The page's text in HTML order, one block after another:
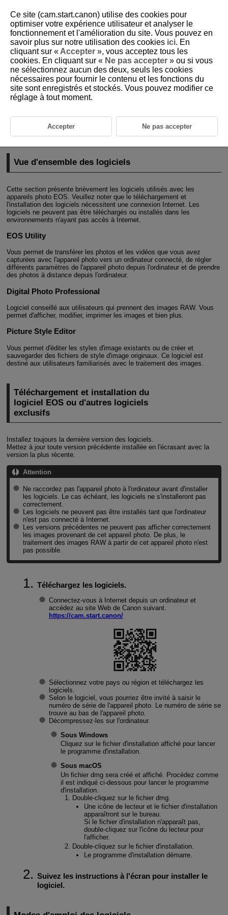
D180-012
Logiciels
Vue d'ensemble des logiciels
exclusifs
Modes d'emploi des logiciels
Vue d'ensemble des logiciels
Cette section présente brièvement les logiciels utilisés avec les
appareils photo EOS. Veuillez noter que le téléchargement et
l'installation des logiciels nécessitent une connexion Internet. Les
logiciels ne peuvent pas être téléchargés ou installés dans les
environnements n'ayant pas accès à Internet.
EOS Utility
Vous permet de transférer les photos et les vidéos que vous avez
capturées avec l'appareil photo vers un ordinateur connecté, de régler
différents paramètres de l'appareil photo depuis l'ordinateur et de prendre
des photos à distance depuis l'ordinateur.
Digital Photo Professional
Logiciel conseillé aux utilisateurs qui prennent des images RAW. Vous
permet d'afficher, modifier, imprimer les images et bien plus.
Picture Style Editor
Vous permet d'éditer les styles d'image existants ou de créer et
sauvegarder des fichiers de style d'image originaux. Ce logiciel est
destiné aux utilisateurs familiarisés avec le traitement des images.
Téléchargement et installation du
logiciel EOS ou d'autres logiciels
exclusifs
Installez toujours la dernière version des logiciels.
Mettez à jour toute version précédente installée en l'écrasant avec la
version la plus récente.
Attention
Ne raccordez pas l'appareil photo à l'ordinateur avant d'installer
les logiciels. Le cas échéant, les logiciels ne s'installeront pas
correctement.
Les logiciels ne peuvent pas être installés tant que l'ordinateur
n'est pas connecté à Internet.
Les versions précédentes ne peuvent pas afficher correctement
les images provenant de cet appareil photo. De plus, le
traitement des images RAW à partir de cet appareil photo n'est
pas possible.
Téléchargez les logiciels.
Connectez-vous à Internet depuis un ordinateur et
accédez au site Web de Canon suivant.
https://cam.start.canon/
Sélectionnez votre pays ou région et téléchargez les
logiciels.
Selon le logiciel, vous pourriez être invité à saisir le
numéro de série de l'appareil photo. Le numéro de série se
trouve au bas de l'appareil photo.
Décompressez-les sur l'ordinateur.
Sous Windows
Cliquez sur le fichier d'installation affiché pour lancer
le programme d'installation.
Sous macOS
Un fichier dmg sera créé et affiché. Procédez comme
il est indiqué ci-dessous pour lancer le programme
d'installation.
Double-cliquez sur le fichier dmg.
Une icône de lecteur et le fichier d'installation
apparaîtront sur le bureau.
Si le fichier d'installation n'apparaît pas,
double-cliquez sur l'icône du lecteur pour
l'afficher.
Double-cliquez sur le fichier d'installation.
Le programme d'installation démarre.
Suivez les instructions à l'écran pour installer le
logiciel.
Ce site (cam.start.canon) utilise des cookies pour
optimiser votre expérience utilisateur et analyser le
fonctionnement et l'amélioration du site. Vous pouvez en
savoir plus sur notre utilisation des cookies ici. En
cliquant sur « Accepter », vous acceptez tous les
cookies. En cliquant sur « Ne pas accepter » ou si vous
ne sélectionnez aucun des deux, seuls les cookies
nécessaires pour fournir le contenu et les fonctions du
site sont enregistrés et stockés. Vous pouvez modifier ce
réglage à tout moment.
Accepter Ne pas accepter